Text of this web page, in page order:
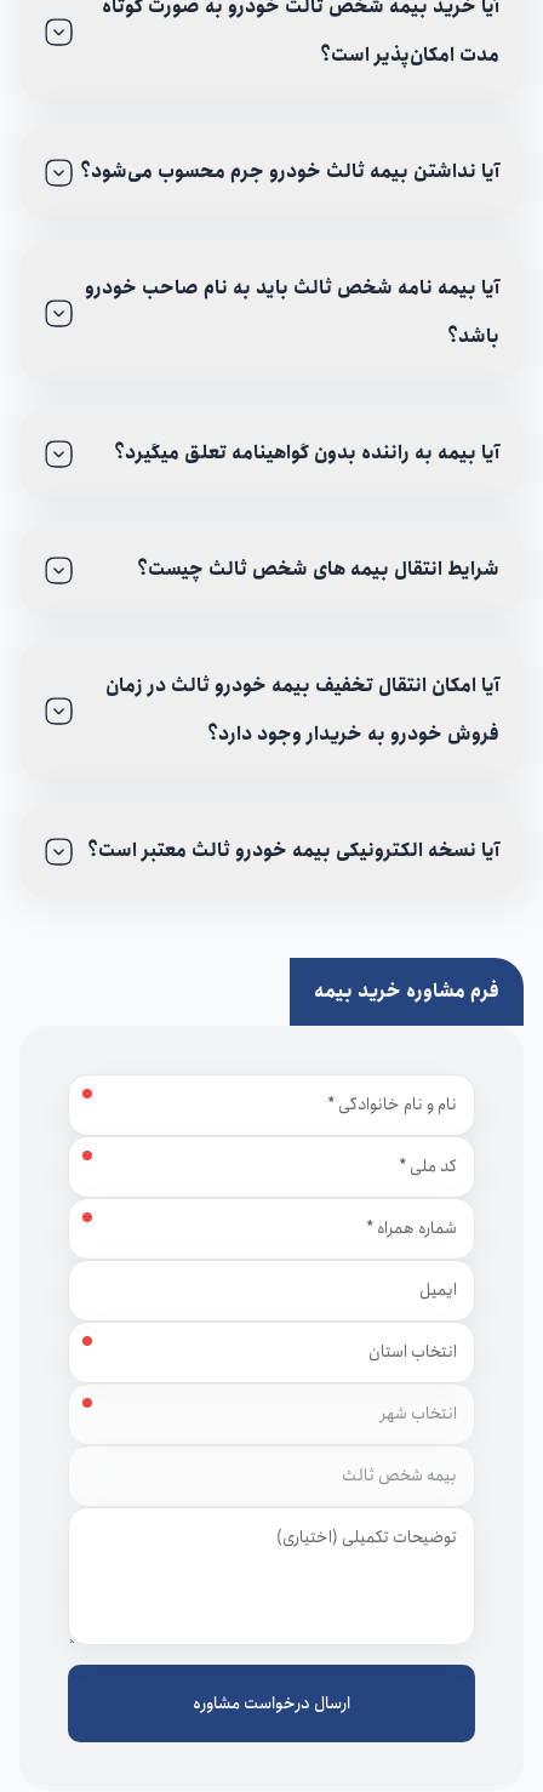
آیا خرید بیمه شخص ثالث خودرو به صورت کوتاه
مدت امکان‌پذیر است؟
آیا نداشتن بیمه ثالث خودرو جرم محسوب می‌شود؟
آیا بیمه نامه شخص ثالث باید به نام صاحب خودرو
باشد؟
آیا بیمه به راننده بدون گواهینامه تعلق میگیرد؟
شرایط انتقال بیمه های شخص ثالث چیست؟
آیا امکان انتقال تخفیف بیمه خودرو ثالث در زمان
فروش خودرو به خریدار وجود دارد؟
آیا نسخه الکترونیکی بیمه خودرو ثالث معتبر است؟
فرم مشاوره خرید بیمه
نام و نام خانوادگی
کد ملی
شماره همراه
ایمیل
استان
شهر
توضیحات
ارسال درخواست مشاوره